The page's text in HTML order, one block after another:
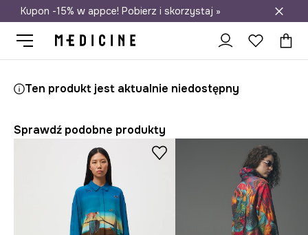
Darmowa dostawa do salonów
Kupon -15% w appce! Pobierz i skorzystaj »
Ten produkt jest aktualnie niedostępny
Sprawdź podobne produkty